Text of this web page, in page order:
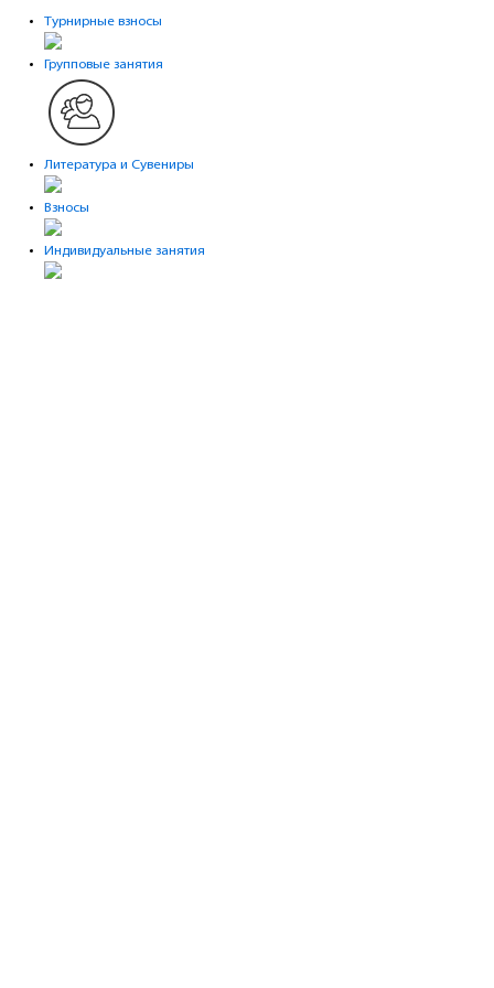
Турнирные взносы
Групповые занятия
Литература и Сувениры
Взносы
Индивидуальные занятия